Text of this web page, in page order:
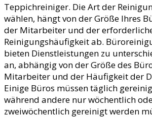
Teppichreiniger. Die Art der
wählen, hängt von der Größe Ihres
der Mitarbeiter und der
Reinigungshäufigkeit ab.
bieten Dienstleistungen zu
an, abhängig von der Größe des
Mitarbeiter und der Häufigkeit der
Einige Büros müssen täglich
während andere nur wöchentlich
zweiwöchentlich gereinigt werden